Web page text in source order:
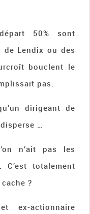
50% sont
de Lendix ou des
bouclent le
pas.
dirigeant de
…
n’ait pas les
totalement
?
ex-actionnaire